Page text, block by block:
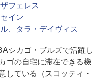
フェレス
イン
、タラ・デイヴィス
シカゴ・ブルズで活躍し
ゴの自宅に滞在できる機
している（スコッティ・